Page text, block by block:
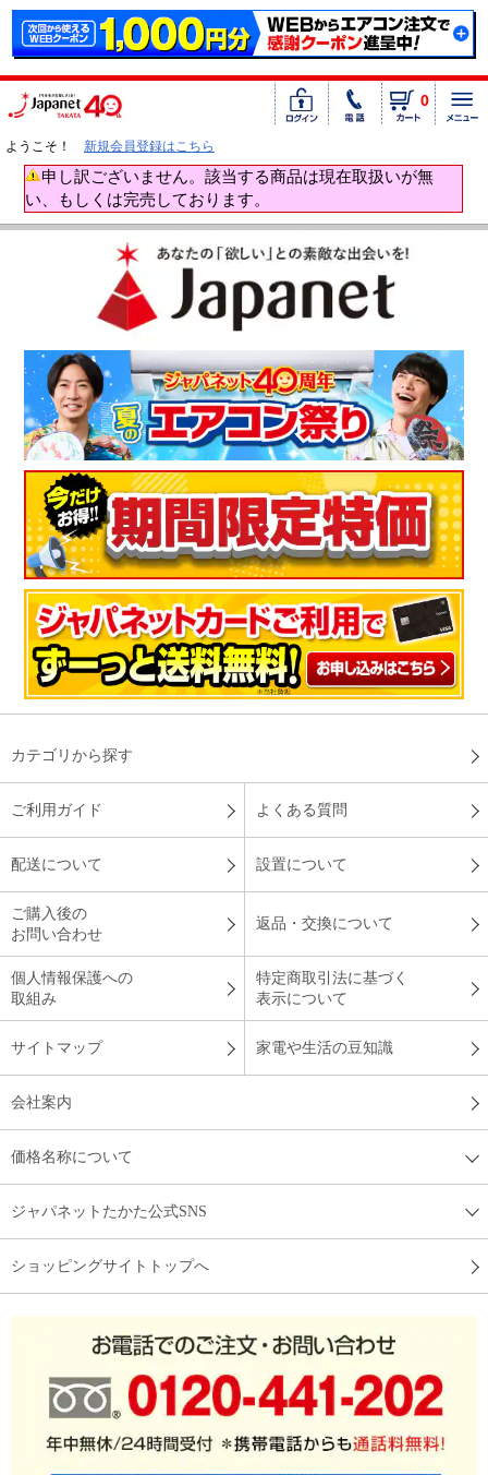
0
ようこそ！ 新規会員登録はこちら
申し訳ございません。該当する商品は現在取扱いが無
い、もしくは完売しております。
カテゴリから探す
ご利用ガイド よくある質問
配送について 設置について
ご購入後の
お問い合わせ
返品・交換について
個人情報保護への
取組み
特定商取引法に基づく
表示について
サイトマップ 家電や生活の豆知識
会社案内
価格名称について
ジャパネットたかた公式SNS
ショッピングサイトトップへ